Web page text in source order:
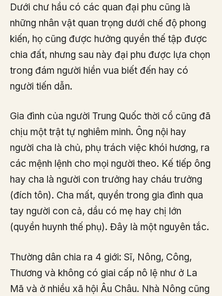
Dưới chư hầu có các quan đại phu cũng là
những nhân vật quan trọng dưới chế độ phong
kiến, họ cũng được hưởng quyền thế tập được
chia đất, nhưng sau này đại phu được lựa chọn
trong đám người hiền vua biết đến hay có
người tiến dẫn.
Gia đình của người Trung Quốc thời cổ cũng đã
chịu một trật tự nghiêm minh. Ông nội hay
người cha là chủ, phụ trách việc khói hương, ra
các mệnh lệnh cho mọi người theo. Kế tiếp ông
hay cha là người con trưởng hay cháu trưởng
(đích tôn). Cha mất, quyền trong gia đình qua
tay người con cả, dầu có mẹ hay chị lớn
(quyền huynh thế phụ). Đây là một nguyên tắc.
Thường dân chia ra 4 giới: Sĩ, Nông, Công,
Thương và không có giai cấp nô lệ như ở La
Mã và ở nhiều xã hội Âu Châu. Nhà Nông cũng